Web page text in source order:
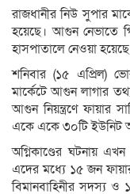
রাজধানীর নিউ সুপার
হয়েছে। আগুন নেভাতে
হাসপাতালে নেওয়া
শনিবার (১৫ এপ্রিল)
মার্কেটে আগুন লাগার
আগুন নিয়ন্ত্রণে ফায়ার
একে একে ৩০টি ইউনিট
অগ্নিকাণ্ডের ঘটনায়
এদের মধ্যে ১৫ জন
বিমানবাহিনীর সদস্য ও